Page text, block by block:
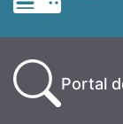
Portal